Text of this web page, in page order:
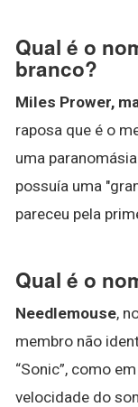
Qual é o
branco?
Miles Prower,
raposa que é o
uma
possuía uma
pareceu pela
Qual é o
Needlemouse,
membro não
“Sonic”, como
velocidade do